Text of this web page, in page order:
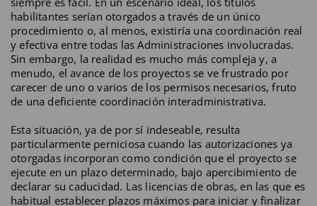
habilitantes serían otorgados a través de un único
procedimiento o, al menos, existiría una coordinación real
y efectiva entre todas las Administraciones involucradas.
Sin embargo, la realidad es mucho más compleja y, a
menudo, el avance de los proyectos se ve frustrado por
carecer de uno o varios de los permisos necesarios, fruto
de una deficiente coordinación interadministrativa.
Esta situación, ya de por sí indeseable, resulta
particularmente perniciosa cuando las autorizaciones ya
otorgadas incorporan como condición que el proyecto se
ejecute en un plazo determinado, bajo apercibimiento de
declarar su caducidad. Las licencias de obras, en las que es
habitual establecer plazos máximos para iniciar y finalizar